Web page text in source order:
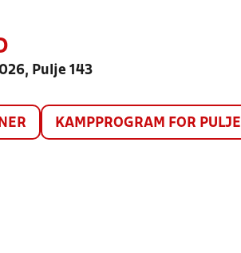
Pulje 143
KAMPPROGRAM FOR PULJE